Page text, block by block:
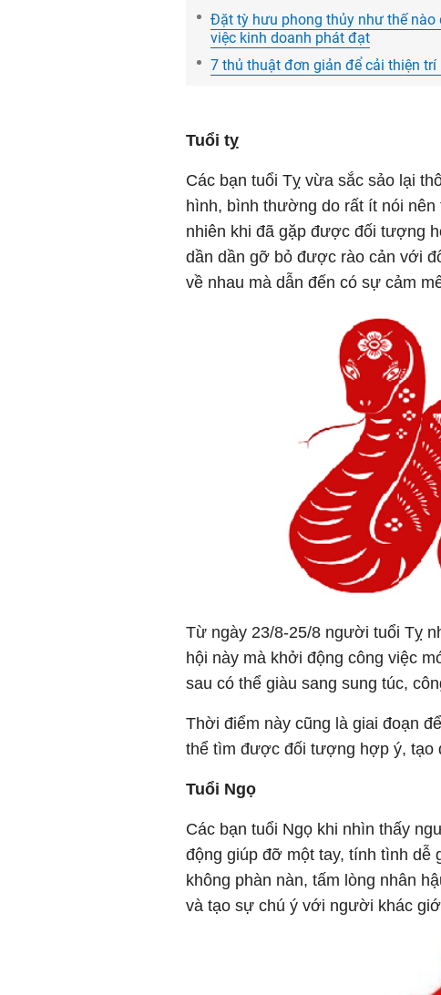
Đặt tỳ hưu phong thủy như thế nào
việc kinh doanh phát đạt
7 thủ thuật đơn giản để cải thiện trí
Tuổi tỵ
Các bạn tuổi Tỵ vừa sắc sảo lại
hình, bình thường do rất ít nói
nhiên khi đã gặp được đối tượng
dần dần gỡ bỏ được rào cản với
về nhau mà dẫn đến có sự cảm
Từ ngày 23/8-25/8 người tuổi Tỵ
hội này mà khởi động công việc
sau có thể giàu sang sung túc,
Thời điểm này cũng là giai đoạn
thể tìm được đối tượng hợp ý, tạo
Tuổi Ngọ
Các bạn tuổi Ngọ khi nhìn thấy
động giúp đỡ một tay, tính tình dễ
không phàn nàn, tấm lòng nhân
và tạo sự chú ý với người khác